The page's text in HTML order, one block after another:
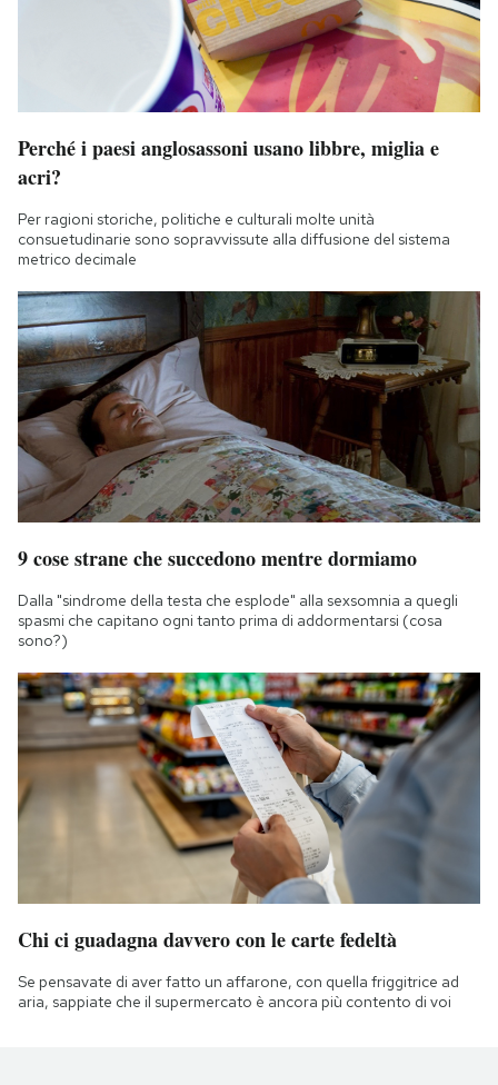
Perché i paesi anglosassoni usano libbre, miglia e
acri?
Per ragioni storiche, politiche e culturali molte unità
consuetudinarie sono sopravvissute alla diffusione del sistema
metrico decimale
9 cose strane che succedono mentre dormiamo
Dalla "sindrome della testa che esplode" alla sexsomnia a quegli
spasmi che capitano ogni tanto prima di addormentarsi (cosa
sono?)
Chi ci guadagna davvero con le carte fedeltà
Se pensavate di aver fatto un affarone, con quella friggitrice ad
aria, sappiate che il supermercato è ancora più contento di voi